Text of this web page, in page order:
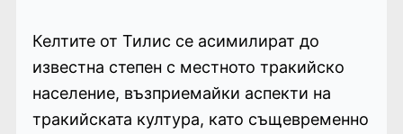
Келтите от Тилис се асимилират до
известна степен с местното тракийско
население, възприемайки аспекти на
тракийската култура, като същевременно